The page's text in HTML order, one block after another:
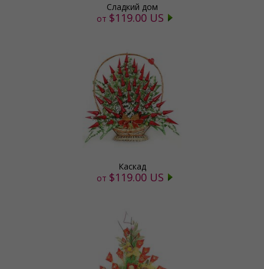
Сладкий дом
от $119.00 US
Каскад
от $119.00 US